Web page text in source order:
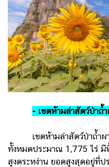
- เขตห้ามล่าสัตว์ป่าถ้
เขตห้ามล่าสัตว์ป่าถ้ำ
ทั้งหมดประมาณ 1,775 ไร่
สูงตระหง่าน ยอดสูงสุดอยู่ที่